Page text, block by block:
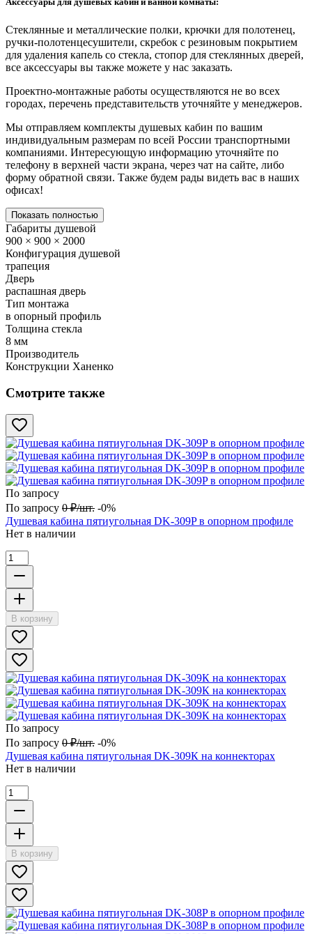
Стеклянные и металлические полки, крючки для полотенец,
ручки-полотенцесушители, скребок с резиновым покрытием
для удаления капель со стекла, стопор для стеклянных дверей,
все аксессуары вы также можете у нас заказать.
Проектно-монтажные работы осуществляются не во всех
городах, перечень представительств уточняйте у менеджеров.
Мы отправляем комплекты душевых кабин по вашим
индивидуальным размерам по всей России транспортными
компаниями. Интересующую информацию уточняйте по
телефону в верхней части экрана, через чат на сайте, либо
форму обратной связи. Также будем рады видеть вас в наших
офисах!
Показать полностью
Габариты душевой
900 × 900 × 2000
Конфигурация душевой
трапеция
Дверь
распашная дверь
Тип монтажа
в опорный профиль
Толщина стекла
8 мм
Производитель
Конструкции Ханенко
Смотрите также
По запросу
По запросу 0 ₽/шт. -0%
Душевая кабина пятиугольная DK-309P в опорном профиле
Нет в наличии
В корзину
По запросу
По запросу 0 ₽/шт. -0%
Душевая кабина пятиугольная DK-309К на коннекторах
Нет в наличии
В корзину